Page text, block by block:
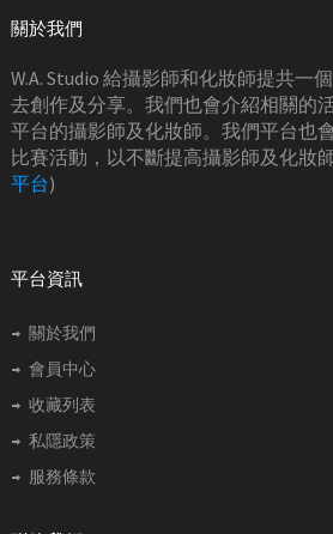
關於我們
W.A. Studio 給攝影師和化妝師提共一
去創作及分享。我們也會介紹相關的
平台的攝影師及化妝師。我們平台也
比賽活動，以不斷提高攝影師及化妝
平台)
平台資訊
關於我們
會員中心
收藏列表
私隱政策
服務條款